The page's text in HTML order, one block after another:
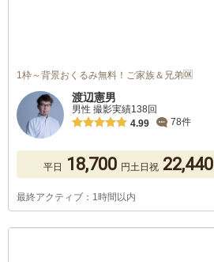
1枠～背景おくるみ無料！ご家族＆兄弟🆗
渡辺憲男
男性 撮影実績138回
4.99
78件
平日 18,700 円土日祝 22,440
最終アクティブ：1時間以内